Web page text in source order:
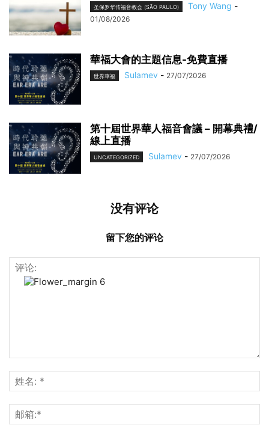
圣保罗华传福音教会 (SÃO PAULO) Tony Wang -
01/08/2026
華福大會的主題信息-免費直播
世界華福 Sulamev - 27/07/2026
第十屆世界華人福音會議 – 開幕典禮/
線上直播
UNCATEGORIZED Sulamev - 27/07/2026
没有评论
留下您的评论